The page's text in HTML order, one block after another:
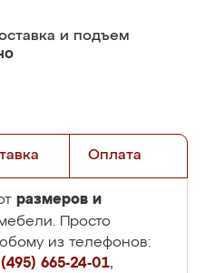
и подъем
Оплата
размеров и
Просто
из телефонов:
665-24-01,